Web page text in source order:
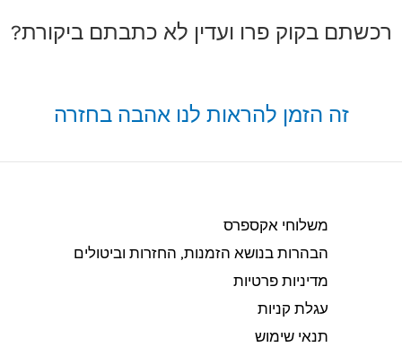
רכשתם בקוק פרו ועדין לא כתבתם ביקורת?
זה הזמן להראות לנו אהבה בחזרה
משלוחי אקספרס
הבהרות בנושא הזמנות, החזרות וביטולים​
מדיניות פרטיות
עגלת קניות
תנאי שימוש